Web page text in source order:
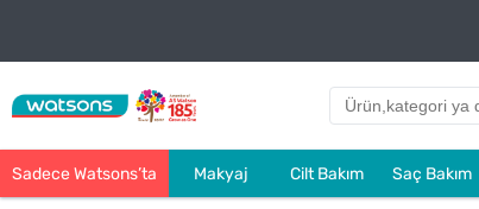
Sadece Watsons’ta Makyaj Cilt Bakım Saç Bakım